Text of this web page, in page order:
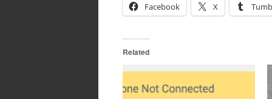
Facebook X
Related